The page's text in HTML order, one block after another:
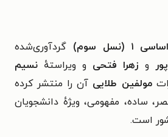
سوم)
گردآوری‌شده
و زهرا فتحی و ویراستهٔ نسیم
مولفین طلایی آن را منتشر کرده
ساده، مفهومی، ویژهٔ دانشجویان
است.